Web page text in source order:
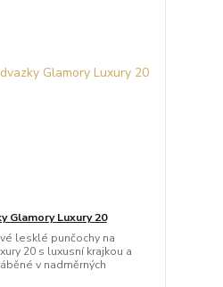
Glamory Luxury 20
lesklé punčochy na
20 s luxusní krajkou a
v nadměrných